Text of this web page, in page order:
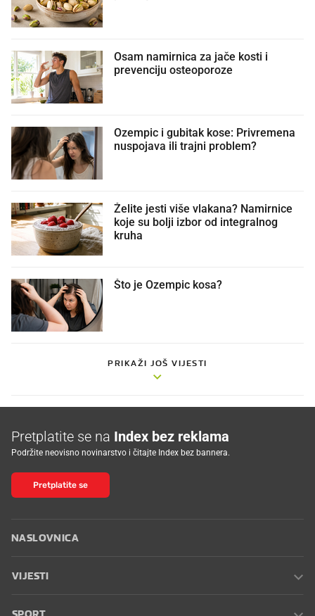
Osam namirnica za jače kosti i
prevenciju osteoporoze
Ozempic i gubitak kose: Privremena
nuspojava ili trajni problem?
Želite jesti više vlakana? Namirnice
koje su bolji izbor od integralnog
kruha
Što je Ozempic kosa?
PRIKAŽI JOŠ VIJESTI
Pretplatite se na Index bez reklama
Podržite neovisno novinarstvo i čitajte Index bez bannera.
Pretplatite se
NASLOVNICA
VIJESTI
SPORT